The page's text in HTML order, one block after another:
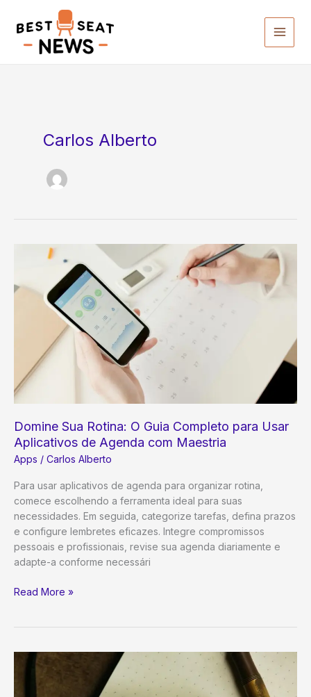
para
conteúdo
Carlos Alberto
Domine Sua Rotina: O Guia Completo para Usar
Aplicativos de Agenda com Maestria
Apps / Carlos Alberto
Para usar aplicativos de agenda para organizar rotina,
comece escolhendo a ferramenta ideal para suas
necessidades. Em seguida, categorize tarefas, defina prazos
e configure lembretes eficazes. Integre compromissos
pessoais e profissionais, revise sua agenda diariamente e
adapte-a conforme necessári
Domine
Guia
Completo
Read More »